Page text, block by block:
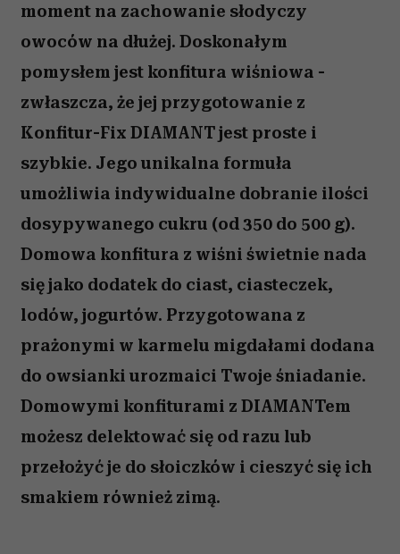
moment na zachowanie słodyczy
owoców na dłużej. Doskonałym
pomysłem jest konfitura wiśniowa -
zwłaszcza, że jej przygotowanie z
Konfitur-Fix DIAMANT jest proste i
szybkie. Jego unikalna formuła
umożliwia indywidualne dobranie ilości
dosypywanego cukru (od 350 do 500 g).
Domowa konfitura z wiśni świetnie nada
się jako dodatek do ciast, ciasteczek,
lodów, jogurtów. Przygotowana z
prażonymi w karmelu migdałami dodana
do owsianki urozmaici Twoje śniadanie.
Domowymi konfiturami z DIAMANTem
możesz delektować się od razu lub
przełożyć je do słoiczków i cieszyć się ich
smakiem również zimą.